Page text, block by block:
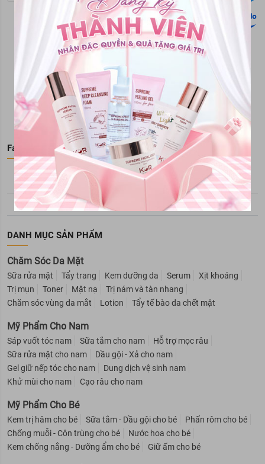
Trụ sở: Tòa nhà Newway, số 31/76 phố An
Dương, phường Hồng Hà , tp Hà Nội, Việt
Nam
Tổng đài hỗ trợ
0869 908 488
Facebook Fanpage
DANH MỤC SẢN PHẨM
Chăm Sóc Da Mặt
Sữa rửa mặt Tẩy trang Kem dưỡng da Serum
Xịt khoáng
Trị mụn
Toner Mặt nạ
Trị nám và tàn nhang
Chăm sóc vùng da mắt
Lotion Tẩy tế bào da chết mặt
Mỹ Phẩm Cho Nam
Sáp vuốt tóc nam Sữa tắm cho nam
Hỗ trợ mọc râu
Sữa rửa mặt cho nam
Dầu gội - Xả cho nam
Gel giữ nếp tóc cho nam
Dung dịch vệ sinh nam
Khử mùi cho nam
Cạo râu cho nam
Mỹ Phẩm Cho Bé
Kem trị hăm cho bé Sữa tắm - Dầu gội cho bé
Phấn rôm cho bé
Chống muỗi - Côn trùng cho bé
Nước hoa cho bé
Kem chống nắng - Dưỡng ẩm cho bé
Giữ ấm cho bé